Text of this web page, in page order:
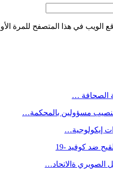
الويب في هذا المتصفح للمرة
الصحافة …
مسؤولين بالمحكمة…
إيكولوجية…
ضد كوفيد -19
الصويري ةالاتحاد…